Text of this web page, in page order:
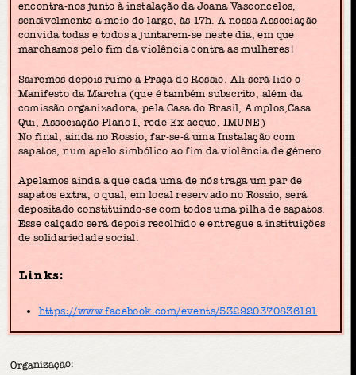
encontra-nos junto à instalação da Joana Vasconcelos,
sensivelmente a meio do largo, às 17h. A nossa Associação
convida todas e todos a juntarem-se neste dia, em que
marchamos pelo fim da violência contra as mulheres!
Sairemos depois rumo a Praça do Rossio. Ali será lido o
Manifesto da Marcha (que é também subscrito, além da
comissão organizadora, pela Casa do Brasil, Amplos,Casa
Qui, Associação Plano I, rede Ex aequo, IMUNE)
No final, ainda no Rossio, far-se-á uma Instalação com
sapatos, num apelo simbólico ao fim da violência de género.
Apelamos ainda a que cada uma de nós traga um par de
sapatos extra, o qual, em local reservado no Rossio, será
depositado constituindo-se com todos uma pilha de sapatos.
Esse calçado será depois recolhido e entregue a instituições
de solidariedade social.
Links:
https://www.facebook.com/events/532920370836191
Organização: